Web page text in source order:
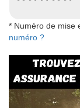
* Numéro de mise
numéro ?